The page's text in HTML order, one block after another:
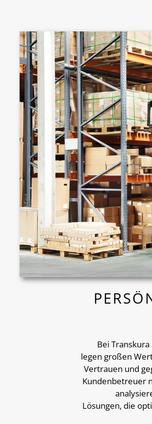
Bei
legen großen
Vertrauen und
Kundenbetreuer
Lösungen, die